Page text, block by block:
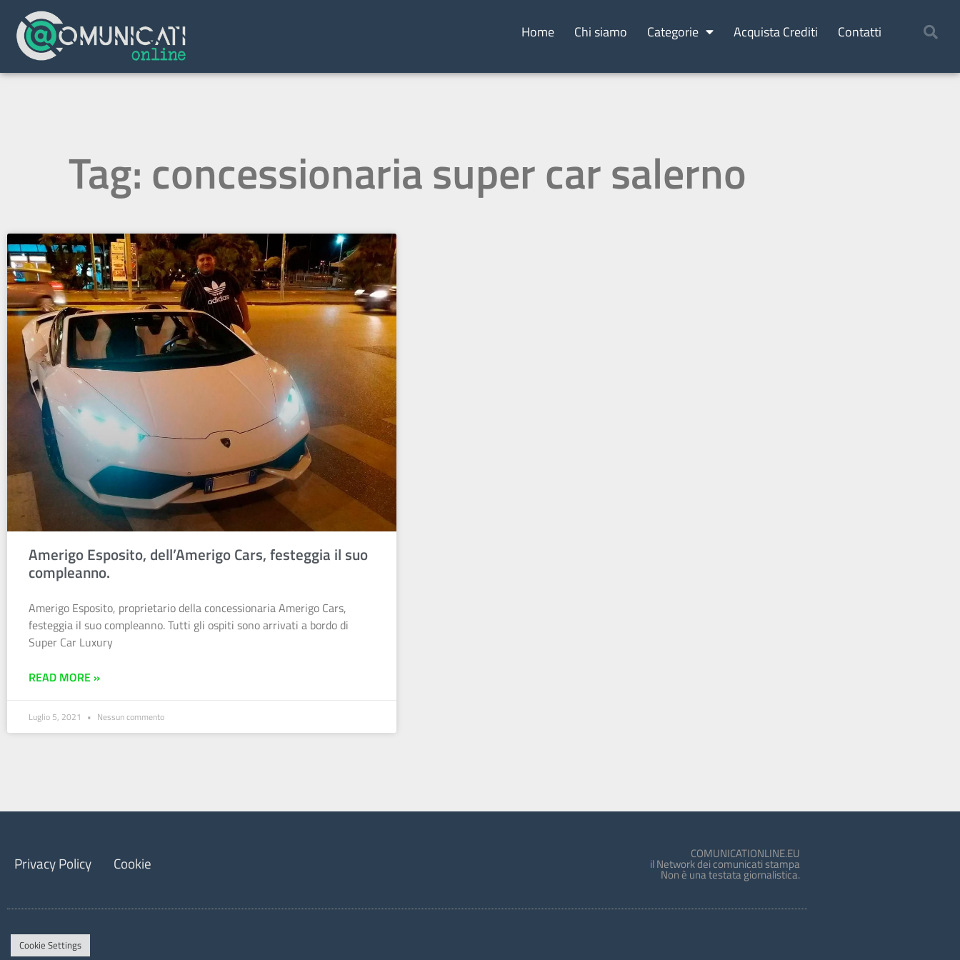
Home Chi siamo Categorie Acquista Crediti Contatti
Tag: concessionaria super car salerno
Amerigo Esposito, dell’Amerigo Cars, festeggia il suo
compleanno.
Amerigo Esposito, proprietario della concessionaria Amerigo Cars,
festeggia il suo compleanno. Tutti gli ospiti sono arrivati a bordo di
Super Car Luxury
READ MORE »
Luglio 5, 2021 Nessun commento
Privacy Policy Cookie COMUNICATIONLINE.EU
il Network dei comunicati stampa
Non è una testata giornalistica.
Cookie Settings